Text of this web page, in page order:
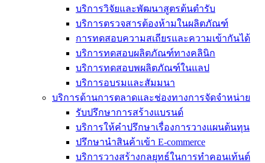
บริการวิจัยและพัฒนาสูตรต้นตำรับ
บริการตรวจสารต้องห้ามในผลิตภัณฑ์
การทดสอบความสเถียรและความเข้ากันได้
บริการทดสอบผลิตภัณฑ์ทางคลินิก
บริการทดสอบพผลิตภัณฑ์ในแลป
บริการอบรมและสัมมนา
บริการด้านการตลาดและช่องทางการจัดจำหน่าย
รับปรึกษาการสร้างแบรนด์
บริการให้คำปรึกษาเรื่องการวางแผนต้นทุน
ปรึกษานำสินค้าเข้า E-commerce
บริการวางสร้างกลยุทธ์ในการทำคอนเท้นต์